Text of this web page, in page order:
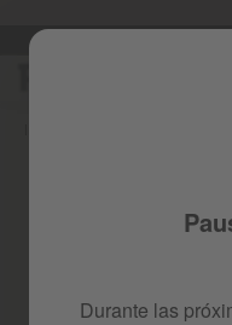
Durante las